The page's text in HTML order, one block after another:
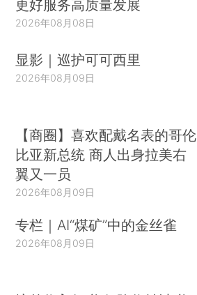
更好服务高质量发展
2026年08月08日
显影｜巡护可可西里
2026年08月09日
【商圈】喜欢配戴名表的哥伦
比亚新总统 商人出身拉美右
翼又一员
2026年08月09日
专栏｜AI“煤矿”中的金丝雀
2026年08月09日